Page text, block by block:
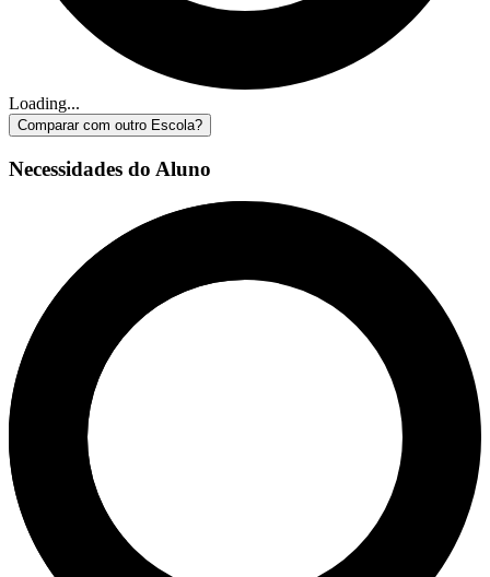
Loading...
Comparar com outro Escola?
Necessidades do Aluno